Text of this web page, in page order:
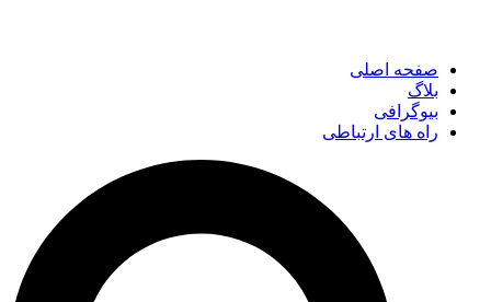
صفحه اصلی
بلاگ
بیوگرافی
راه های ارتباطی